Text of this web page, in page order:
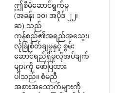
ဤစီမံဆောင်ရွက်မှု
(အခန်း ၁၀၊ အပိုဒ် ၂၂၊
ဆ) သည်
ကုန်စည်၏အရည်အသွေး၊
လုံခြုံစိတ်ချမှုနှင့် စွမ်း
ဆောင်ရည်ရှိမှုလိုအပ်ချက်
များကို ဖော်ပြထား
ပါသည်။ စံမညီ
အစားအသောက်များကို